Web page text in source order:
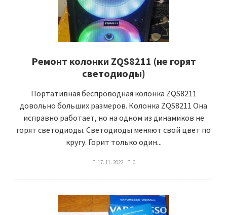
Ремонт колонки ZQS8211 (не горят
светодиоды)
Портативная беспроводная колонка ZQS8211
довольно больших размеров. Колонка ZQS8211 Она
исправно работает, но на одном из динамиков не
горят светодиоды. Светодиоды меняют свой цвет по
кругу. Горит только один...
17. 11. 2022 0